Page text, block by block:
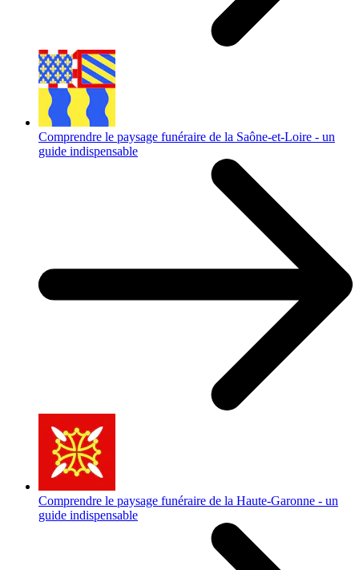
Comprendre le paysage funéraire de la Saône-et-Loire - un
guide indispensable
Comprendre le paysage funéraire de la Haute-Garonne - un
guide indispensable